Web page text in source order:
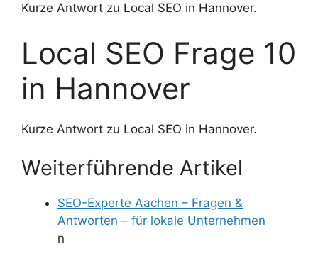
Kurze Antwort zu Local SEO in Hannover.
Local SEO Frage 10
in Hannover
Kurze Antwort zu Local SEO in Hannover.
Weiterführende Artikel
SEO-Experte Aachen – Fragen &
Antworten – für lokale Unternehmen
n